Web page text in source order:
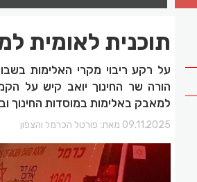
תוכנית לאומית
על רקע ריבוי מקרי האלימות
הורה שר החינוך יואב קיש על
למאבק באלימות במוסדות החינוך
09.11.2025 מאת: פורטל הכרמל והצפון